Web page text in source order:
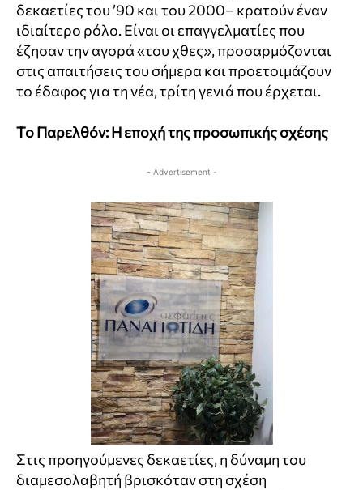
δεκαετίες του ’90 και του 2000– κρατούν έναν
ιδιαίτερο ρόλο. Είναι οι επαγγελματίες που
έζησαν την αγορά «του χθες», προσαρμόζονται
στις απαιτήσεις του σήμερα και προετοιμάζουν
το έδαφος για τη νέα, τρίτη γενιά που έρχεται.
Το Παρελθόν: Η εποχή της προσωπικής σχέσης
- Advertisement -
Στις προηγούμενες δεκαετίες, η δύναμη του
διαμεσολαβητή βρισκόταν στη σχέση